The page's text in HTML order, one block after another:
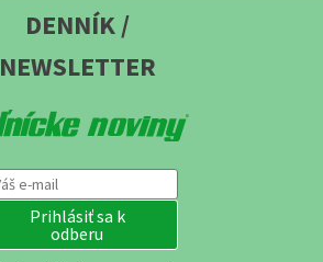
DENNÍK /
NEWSLETTER
Prihlásiť sa k
odberu